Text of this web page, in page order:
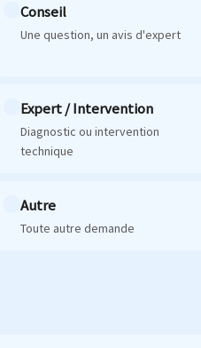
Conseil
Une question, un avis d'expert
Expert / Intervention
Diagnostic ou intervention
technique
Autre
Toute autre demande